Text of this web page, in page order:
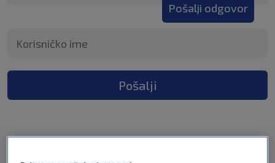
Pošalji odgovor
Pošalji